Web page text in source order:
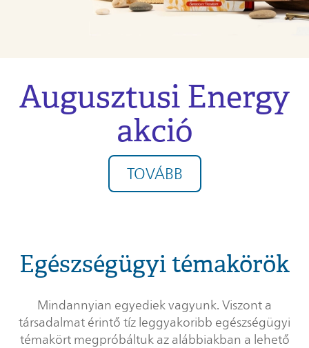
Augusztusi Energy
akció
TOVÁBB
Egészségügyi témakörök
Mindannyian egyediek vagyunk. Viszont a
társadalmat érintő tíz leggyakoribb egészségügyi
témakört megpróbáltuk az alábbiakban a lehető